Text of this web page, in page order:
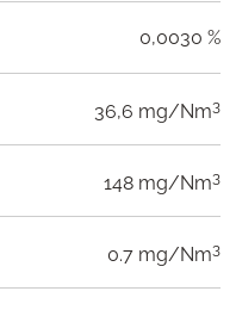
0,0030 %
36,6 mg/Nm3
148 mg/Nm3
0.7 mg/Nm3